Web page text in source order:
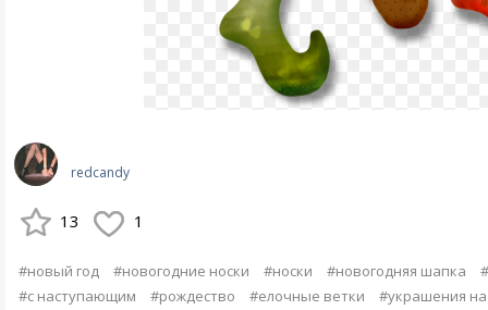
redcandy
13 1
#новый год #новогодние носки #носки #новогодняя шапка
#с наступающим
#рождество #елочные ветки
#украшения